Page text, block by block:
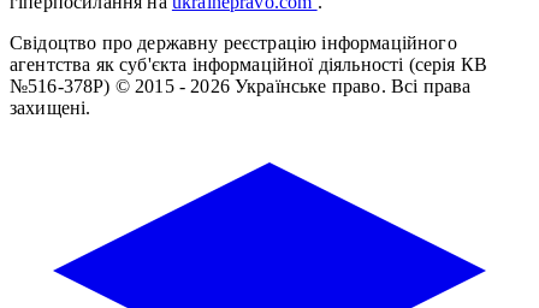
Свідоцтво про державну реєстрацію інформаційного
агентства як суб'єкта інформаційної діяльності (серія КВ
№516-378Р) © 2015 - 2026 Українське право. Всі права
захищені.